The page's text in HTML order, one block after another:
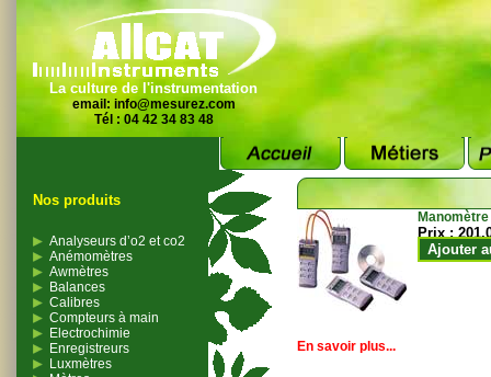
La culture de l'instrumentation
email: info@mesurez.com
Tél : 04 42 34 83 48
Nos produits
Analyseurs d’o2 et co2
Anémomètres
Awmètres
Balances
Calibres
Compteurs à main
Electrochimie
Enregistreurs
Luxmètres
Prix :
Ajouter
En savoir plus...